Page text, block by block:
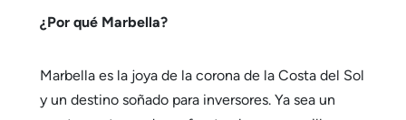
¿Por qué Marbella?
Marbella es la joya de la corona de la Costa del Sol
y un destino soñado para inversores. Ya sea un